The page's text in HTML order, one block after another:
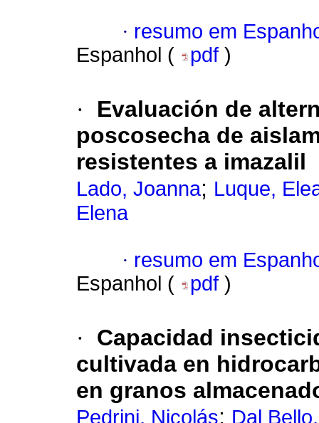
· resumo em
Espanhol (
pdf )
·
Evaluación de
poscosecha de
resistentes a imazalil
Lado, Joanna; Luque,
Elena
· resumo em
Espanhol (
pdf )
·
Capacidad
cultivada en
en granos
Pedrini, Nicolás; Dal